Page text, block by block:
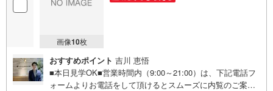
画像10枚
おすすめポイント 吉川 恵悟
■本日見学OK■営業時間内（9:00～21:00）は、下記電話フ
ォームよりお電話をして頂けるとスムーズに内覧のご案内